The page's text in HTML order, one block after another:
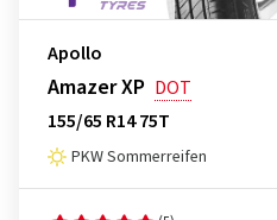
Apollo
Amazer XP DOT
155/65 R14 75T
PKW Sommerreifen